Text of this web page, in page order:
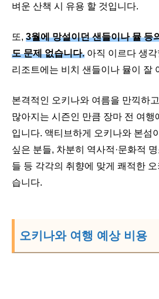
벼운 산책 시 유용 할 것입니다.
또, 3월에 망설이던 샌들이나 뮬 등
도 문제 없습니다. 아직 이르다 생
리조트에는 비치 샌들이나 뮬이 잘
본격적인 오키나와 여름을 만끽하
많아지는 시즌인 만큼 장마 전 여행
입니다. 액티브하게 오키나와 본섬
싶은 분들, 차분히 역사적·문화적
들 등 각각의 취향에 맞게 쾌적한
습니다.
오키나와 여행 예상 비용